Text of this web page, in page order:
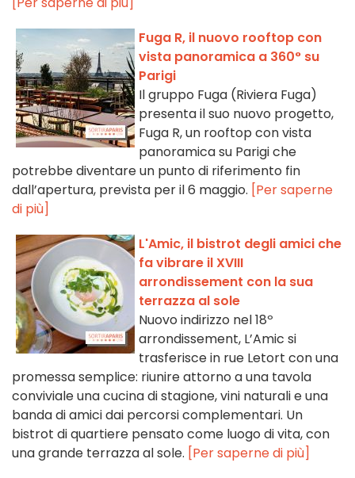
Fuga R, il nuovo rooftop con
vista panoramica a 360° su
Parigi
Il gruppo Fuga (Riviera Fuga)
presenta il suo nuovo progetto,
Fuga R, un rooftop con vista
panoramica su Parigi che
potrebbe diventare un punto di riferimento fin
dall’apertura, prevista per il 6 maggio. [Per saperne
di più]
L'Amic, il bistrot degli amici che
fa vibrare il XVIII
arrondissement con la sua
terrazza al sole
Nuovo indirizzo nel 18º
arrondissement, L’Amic si
trasferisce in rue Letort con una
promessa semplice: riunire attorno a una tavola
conviviale una cucina di stagione, vini naturali e una
banda di amici dai percorsi complementari. Un
bistrot di quartiere pensato come luogo di vita, con
una grande terrazza al sole. [Per saperne di più]